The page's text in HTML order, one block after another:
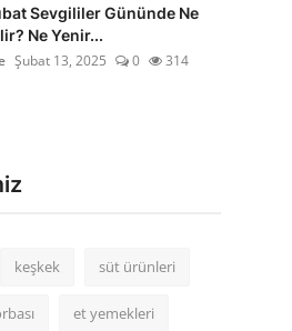
Sevgililer Gününde Ne
Ne Yenir...
Şubat 13, 2025 0 314
keşkek süt ürünleri
et yemekleri